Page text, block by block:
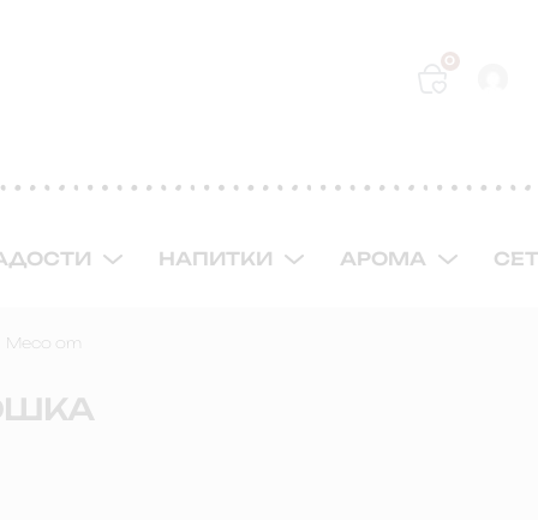
0
НАПИТКИ АРОМА
Месо от